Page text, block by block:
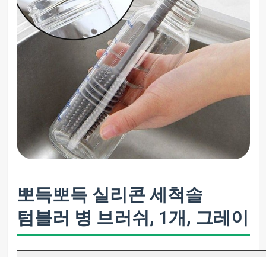
뽀득뽀득 실리콘 세척솔
텀블러 병 브러쉬, 1개, 그레이